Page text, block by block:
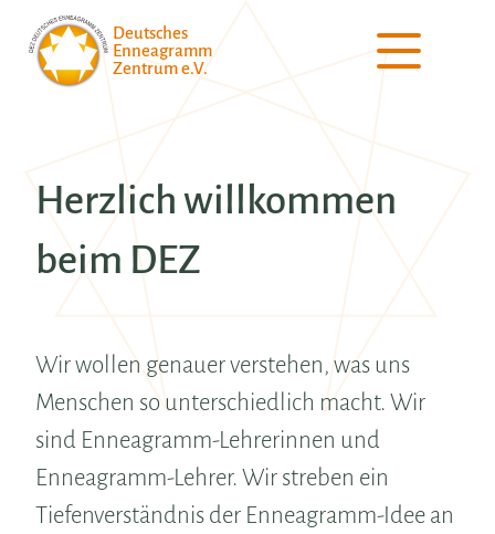
Deutsches
Enneagramm
Zentrum e.V.
Herzlich willkommen
beim DEZ
Wir wollen genauer verstehen, was uns
Menschen so unterschiedlich macht. Wir
sind Enneagramm-Lehrerinnen und
Enneagramm-Lehrer. Wir streben ein
Tiefenverständnis der Enneagramm-Idee an